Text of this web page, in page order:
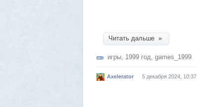
Читать дальше »
игры, 1999 год, games_1999
Axelerator 5 декабря 2024, 10:37